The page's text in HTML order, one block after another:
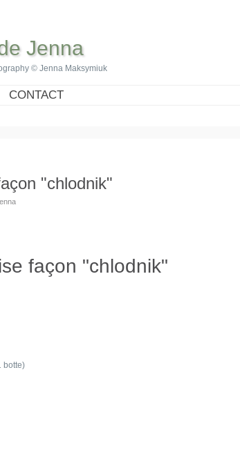
Jenna
© Jenna Maksymiuk
CONTACT
"chlodnik"
façon "chlodnik"
botte)